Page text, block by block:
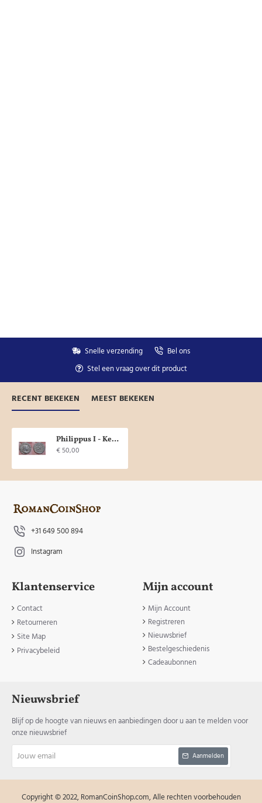
Snelle verzending
Bel ons
Stel een vraag over dit product
RECENT BEKEKEN MEEST BEKEKEN
Philippus I - Keizer op troon (895)
€ 50,00
+31 649 500 894
Instagram
Klantenservice
Contact
Retourneren
Site Map
Privacybeleid
Mijn account
Mijn Account
Registreren
Nieuwsbrief
Bestelgeschiedenis
Cadeaubonnen
Nieuwsbrief
Blijf op de hoogte van nieuws en aanbiedingen door u aan te melden voor
onze nieuwsbrief
email
Aanmelden
Copyright © 2022, RomanCoinShop.com, Alle rechten voorbehouden